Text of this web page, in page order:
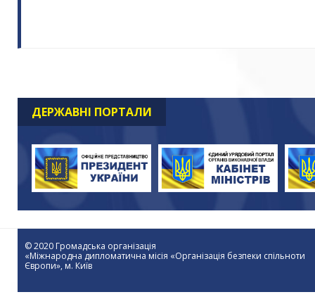
ДЕРЖАВНІ ПОРТАЛИ
© 2020 Громадська організація
«Міжнародна дипломатична місія «Організація безпеки спільноти
Європи», м. Київ